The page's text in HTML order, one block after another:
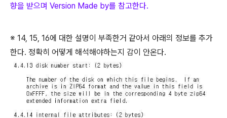
향을 받으며 Version Made by를 참고한다.
※ 14, 15, 16에 대한 설명이 부족한거 같아서 아래의 정보를 추가
한다. 정확히 어떻게 해석해야하는지 감이 안온다.